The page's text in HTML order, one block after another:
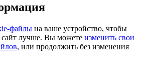
файлы на ваше устройство, чтобы
сайт лучше. Вы можете изменить свои
, или продолжить без изменения